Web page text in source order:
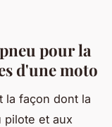
pour la
d'une moto
la façon dont la
pilote et aux